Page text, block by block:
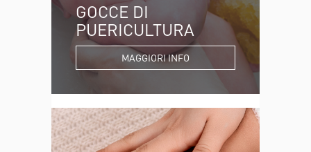
GOCCE DI
PUERICULTURA
MAGGIORI INFO